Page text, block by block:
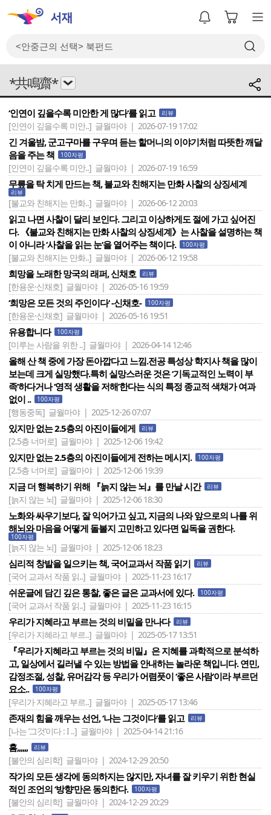
*共鳴齋*
‘인연이 깊을수록 미안한 게 많다‘를 읽고 리뷰
[인연이 깊을수록 미안..] 글월마야 | 2026-07-19 17:02
긴 겨울밤, 군고구마를 구우며 듣는 할머니의 이야기처럼 따뜻한 깨달
음을 주는 책
100자평
[인연이 깊을수록 미안..] 글월마야 | 2026-07-19 16:59
무릎을 탁 치게 만드는 책, 불교와 친해지는 만화 사찰의 상징세계
리뷰
[불교와 친해지는 만화..] 글월마야 | 2026-06-12 20:03
읽고 나면 사찰이 달리 보인다. 그리고 이상하게도 절에 가고 싶어진
다. 《불교와 친해지는 만화 사찰의 상징세계》는 사찰을 설명하는 책
이 아니라 ‘사찰을 읽는 눈‘을 열어주는 책이다.
100자평
[불교와 친해지는 만화..] 글월마야 | 2026-06-12 19:58
희망을 노래한 망국의 래퍼, 신채호 리뷰
[한용운·신채호] 글월마야 | 2026-05-16 19:59
‘희망은 모든 것의 주인이다‘ -신채호- 100자평
[한용운·신채호] 글월마야 | 2026-05-16 19:51
유용합니다 100자평
[미루는 사람을 위한 ..] 글월마야 | 2026-04-14 12:46
올해 산 책 중에 가장 돈아깝다고 느낌.전공 특성상 학지사 책을 많이
보는데 크게 실망했다.특히 실망스러운 것은 ‘기독교적인 노력이 부
족’하다거나 ‘영적 생활을 저해’한다는 식의 특정 종교적 색채가 여과
없이 ..
100자평
[행동중독] 글월마야 | 2025-12-26 07:07
있지만 없는 2.5층의 아진이들에게 리뷰
[2.5층 너머로] 글월마야 | 2025-12-06 19:42
있지만 없는 2.5층의 아진이들에게 전하는 메시지. 100자평
[2.5층 너머로] 글월마야 | 2025-12-06 19:39
지금 더 행복하기 위해 『늙지 않는 뇌』를 만날 시간 리뷰
[늙지 않는 뇌] 글월마야 | 2025-12-06 18:30
노화와 싸우기보다, 잘 익어가고 싶고, 지금의 나와 앞으로의 나를 위
해뇌와 마음을 어떻게 돌볼지 고민하고 있다면 일독을 권한다.
100자평
[늙지 않는 뇌] 글월마야 | 2025-12-06 18:23
심리적 창발을 일으키는 책, 국어교과서 작품 읽기 리뷰
[국어 교과서 작품 읽..] 글월마야 | 2025-11-23 16:17
쉬운글에 담긴 깊은 통찰, 좋은 글은 교과서에 있다. 100자평
[국어 교과서 작품 읽..] 글월마야 | 2025-11-23 16:15
우리가 지혜라고 부르는 것의 비밀을 만나다 리뷰
[우리가 지혜라고 부르..] 글월마야 | 2025-05-17 13:51
『우리가 지혜라고 부르는 것의 비밀』은 지혜를 과학적으로 분석하
고, 일상에서 길러낼 수 있는 방법을 안내하는 놀라운 책입니다. 연민,
감정조절, 성찰, 유머감각 등 우리가 어렴풋이 ‘좋은 사람’이라 부르던
요소..
100자평
[우리가 지혜라고 부르..] 글월마야 | 2025-05-17 13:46
존재의 힘을 깨우는 선언, ‘나는 그것이다‘를 읽고 리뷰
[나는 ‘그것’이다 : I ..] 글월마야 | 2025-04-14 21:16
흠,,,,,, 리뷰
[불안의 심리학] 글월마야 | 2024-12-29 20:50
작가의 모든 생각에 동의하지는 않지만, 자녀를 잘 키우기 위한 현실
적인 조언의 ‘방향‘만은 동의한다.
100자평
[불안의 심리학] 글월마야 | 2024-12-29 20:29